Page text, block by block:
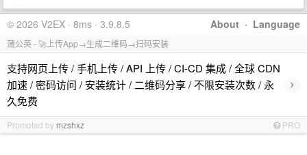
About · Language
© 2026 V2EX · 8ms · 3.9.8.5
蒲公英 - 🚀上传App→生成二维码→扫码安装
支持网页上传 / 手机上传 / API 上传 / CI-CD 集成 / 全球 CDN
加速 / 密码访问 / 安装统计 / 二维码分享 / 不限安装次数 / 永
久免费
›
Promoted by mzshxz PRO